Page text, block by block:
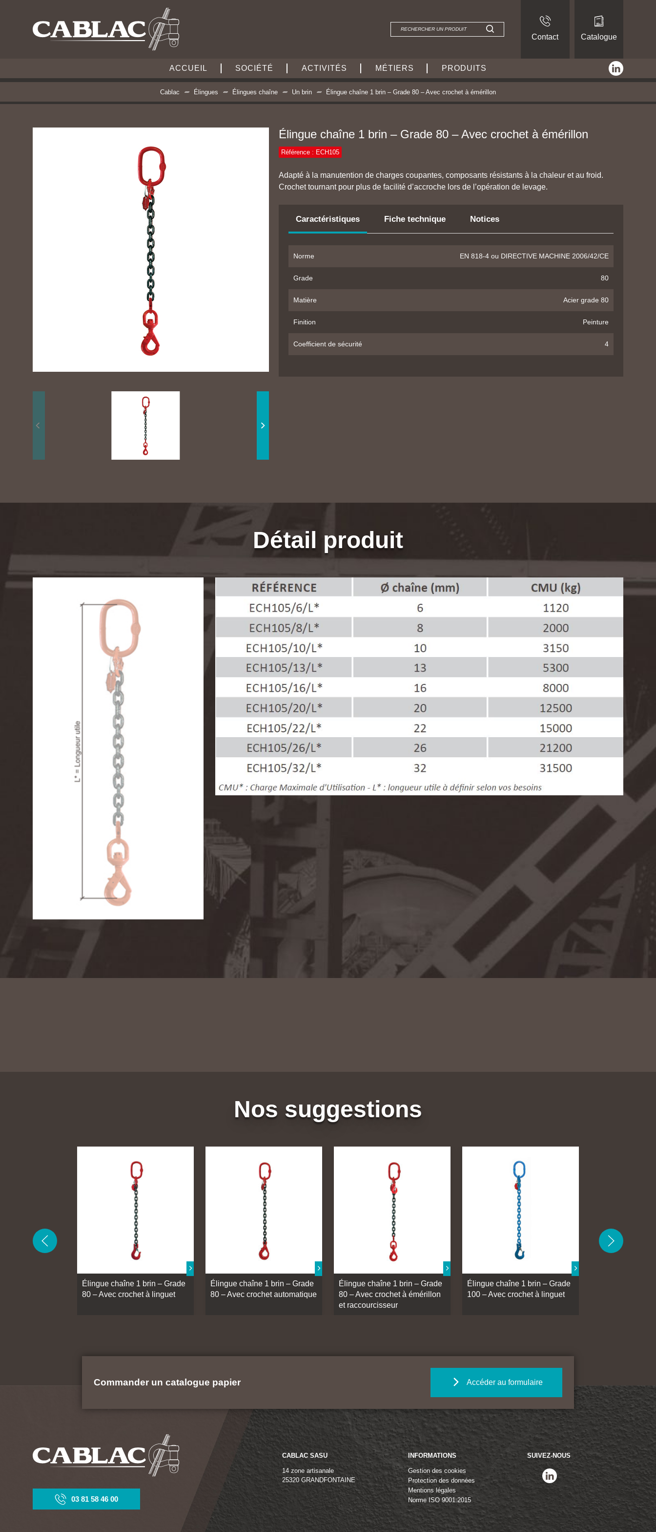
Contact Catalogue
ACCUEIL SOCIÉTÉ ACTIVITÉS MÉTIERS PRODUITS linkedin
Cablac Élingues Élingues chaîne Un brin Élingue chaîne 1 brin – Grade 80 – Avec crochet à émérillon
Élingue chaîne 1 brin – Grade 80 – Avec crochet à émérillon
Référence : ECH105
Adapté à la manutention de charges coupantes, composants résistants à la chaleur et au froid.
Crochet tournant pour plus de facilité d’accroche lors de l’opération de levage.
Caractéristiques Fiche technique Notices
Norme EN 818-4 ou DIRECTIVE MACHINE 2006/42/CE
Grade 80
Matière Acier grade 80
Finition Peinture
Coefficient de sécurité 4
Détail produit
Nos suggestions
Élingue chaîne 1 brin – Grade
80 – Avec crochet à linguet
Élingue chaîne 1 brin – Grade
80 – Avec crochet automatique
Élingue chaîne 1 brin – Grade
80 – Avec crochet à émérillon
et raccourcisseur
Élingue chaîne 1 brin – Grade
100 – Avec crochet à linguet
Commander un catalogue papier Accéder au formulaire
03 81 58 46 00
CABLAC SASU
14 zone artisanale
25320 GRANDFONTAINE
INFORMATIONS
Gestion des cookies
Protection des données
Mentions légales
Norme ISO 9001:2015
SUIVEZ-NOUS
linkedin